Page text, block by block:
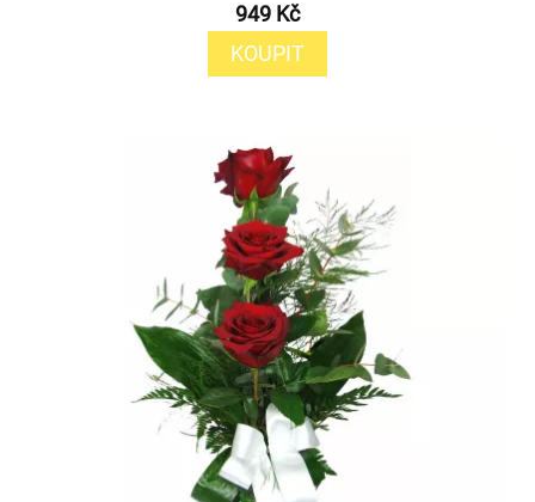
949 Kč
KOUPIT